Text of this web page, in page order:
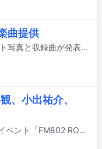
曲提供
夏川椎菜が2月4日にリリースする4thアルバム「CRACK and FLAP」のジャケット写真と収録曲が発表された。
、小出祐介、
12月26日から29日まで大阪・インテックス大阪で行われるFM802主催のライブイベント「FM802 ROCK FESTIVAL RADIO CRAZY 2025」のうち、27日公演で実施される企画「田淵智也 40th Anniversary special」の出演者が発表された。